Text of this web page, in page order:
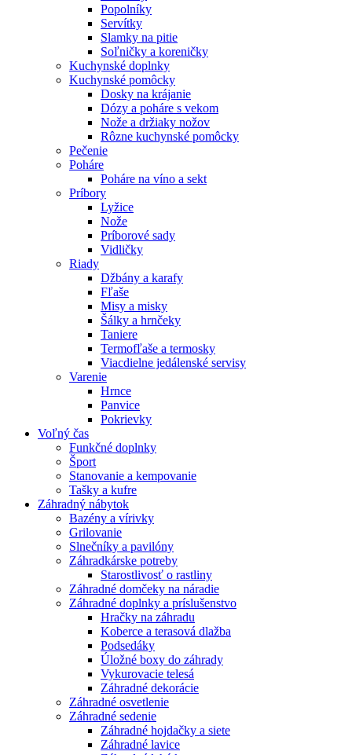
Popolníky
Servítky
Slamky na pitie
Soľničky a koreničky
Kuchynské doplnky
Kuchynské pomôcky
Dosky na krájanie
Dózy a poháre s vekom
Nože a držiaky nožov
Rôzne kuchynské pomôcky
Pečenie
Poháre
Poháre na víno a sekt
Príbory
Lyžice
Nože
Príborové sady
Vidličky
Riady
Džbány a karafy
Fľaše
Misy a misky
Šálky a hrnčeky
Taniere
Termofľaše a termosky
Viacdielne jedálenské servisy
Varenie
Hrnce
Panvice
Pokrievky
Voľný čas
Funkčné doplnky
Šport
Stanovanie a kempovanie
Tašky a kufre
Záhradný nábytok
Bazény a vírivky
Grilovanie
Slnečníky a pavilóny
Záhradkárske potreby
Starostlivosť o rastliny
Záhradné domčeky na náradie
Záhradné doplnky a príslušenstvo
Hračky na záhradu
Koberce a terasová dlažba
Podsedáky
Úložné boxy do záhrady
Vykurovacie telesá
Záhradné dekorácie
Záhradné osvetlenie
Záhradné sedenie
Záhradné hojdačky a siete
Záhradné lavice